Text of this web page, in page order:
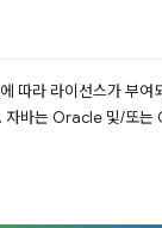
에 따라 라이선스가 부여
자바는 Oracle 및/또는